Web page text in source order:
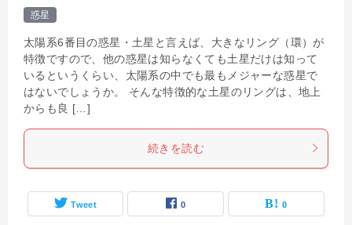
惑星
太陽系6番目の惑星・土星と言えば、大きなリング（環）が
特徴ですので、他の惑星は知らなくても土星だけは知って
いるというくらい、太陽系の中でも最もメジャーな惑星で
はないでしょうか。 そんな特徴的な土星のリングは、地上
からも良 […]
続きを読む
Tweet 0 0